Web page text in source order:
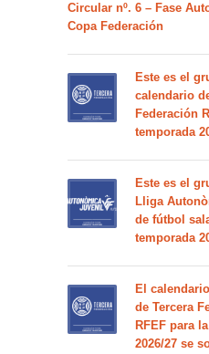
Circular nº. 6 – Fase
Copa Federación
Este es el
calendario
Federación
temporada
Este es el
Lliga
de fútbol
temporada
El
de Tercera
RFEF para
2026/27 se